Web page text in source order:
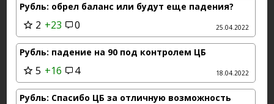
25.04.2022
Рубль: обрел баланс или будут еще падения?
2 +23 0
18.04.2022
Рубль: падение на 90 под контролем ЦБ
5 +16 4
Рубль: Спасибо ЦБ за отличную возможность